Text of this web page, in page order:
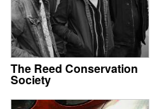
The Reed Conservation
Society